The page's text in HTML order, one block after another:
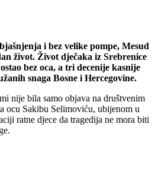
i bez velike pompe, Mesud
život. Život dječaka iz Srebrenice
bez oca, a tri decenije kasnije
snaga Bosne i Hercegovine.
nije bila samo objava na društvenim
ocu Sakibu Selimoviću, ubijenom u
ratne djece da tragedija ne mora biti